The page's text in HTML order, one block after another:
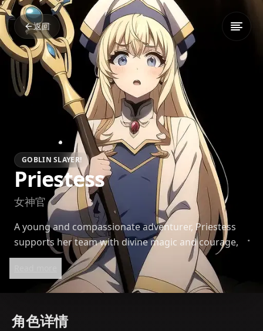
返回
GOBLIN SLAYER!
Priestess
女神官
A young and compassionate adventurer, Priestess
supports her team with divine magic and courage,
growing steadily under Goblin Slayer's guidance.
角色详情